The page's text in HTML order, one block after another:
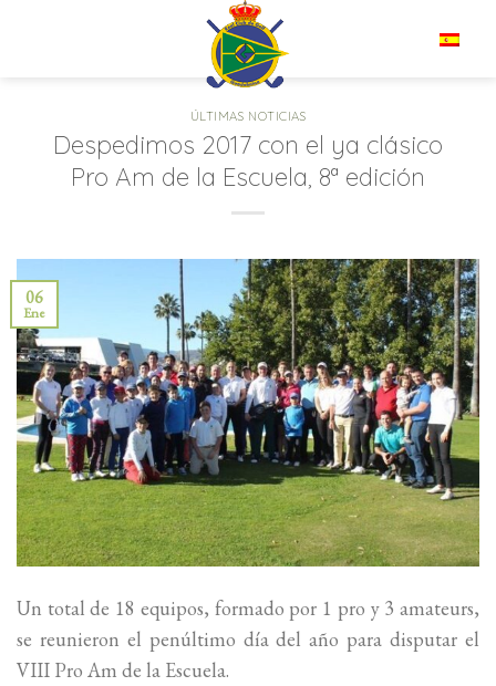
ÚLTIMAS NOTICIAS
Despedimos 2017 con el ya clásico
Pro Am de la Escuela, 8ª edición
06
Ene
Un total de 18 equipos, formado por 1 pro y 3 amateurs,
se reunieron el penúltimo día del año para disputar el
VIII Pro Am de la Escuela.